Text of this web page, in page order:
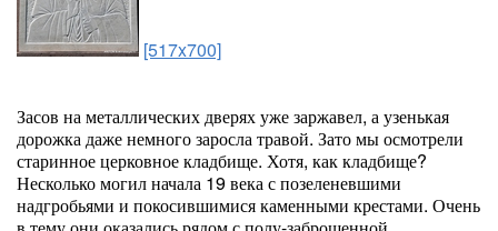
[517x700]
Засов на металлических дверях уже заржавел, а узенькая
дорожка даже немного заросла травой. Зато мы осмотрели
старинное церковное кладбище. Хотя, как кладбище?
Несколько могил начала 19 века с позеленевшими
надгробьями и покосившимися каменными крестами. Очень